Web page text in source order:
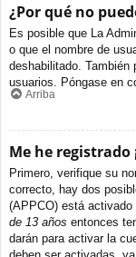
¿Por qué no
Es posible que La
o que el nombre de
deshabilitado. También
usuarios. Póngase en
Arriba
Me he
Primero, verifique su
correcto, hay dos
(APPCO) está
de 13 años entonces
darán para activar la